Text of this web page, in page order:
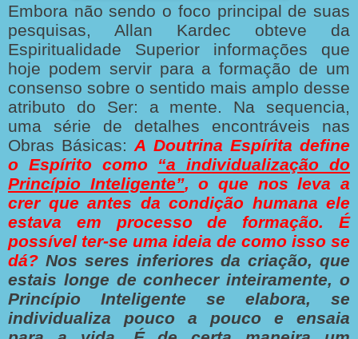
Embora não sendo o foco principal de suas
pesquisas, Allan Kardec obteve da
Espiritualidade Superior informações que
hoje podem servir para a formação de um
consenso sobre o sentido mais amplo desse
atributo do Ser: a mente. Na sequencia,
uma série de detalhes encontráveis nas
Obras Básicas:A Doutrina Espírita define
o Espírito como “a individualização do
Princípio Inteligente”, o que nos leva a
crer que antes da condição humana ele
estava em processo de formação. É
possível ter-se uma ideia de como isso se
dá? Nos seres inferiores da criação, que
estais longe de conhecer inteiramente, o
Princípio Inteligente se elabora, se
individualiza pouco a pouco e ensaia